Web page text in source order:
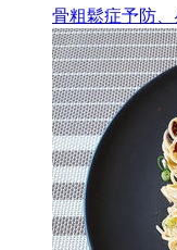
骨粗鬆症予防